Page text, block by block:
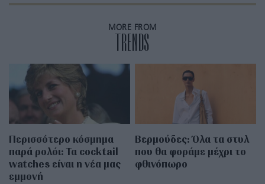
MORE FROM
TRENDS
Περισσότερο κόσμημα
παρά ρολόι: Τα cocktail
watches είναι η νέα μας
εμμονή
Βερμούδες: Όλα τα στυλ
που θα φοράμε μέχρι το
φθινόπωρο